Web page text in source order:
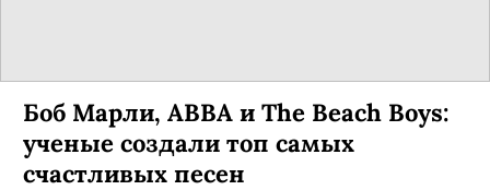
Боб Марли, ABBA и The Beach Boys:
ученые создали топ самых
счастливых песен